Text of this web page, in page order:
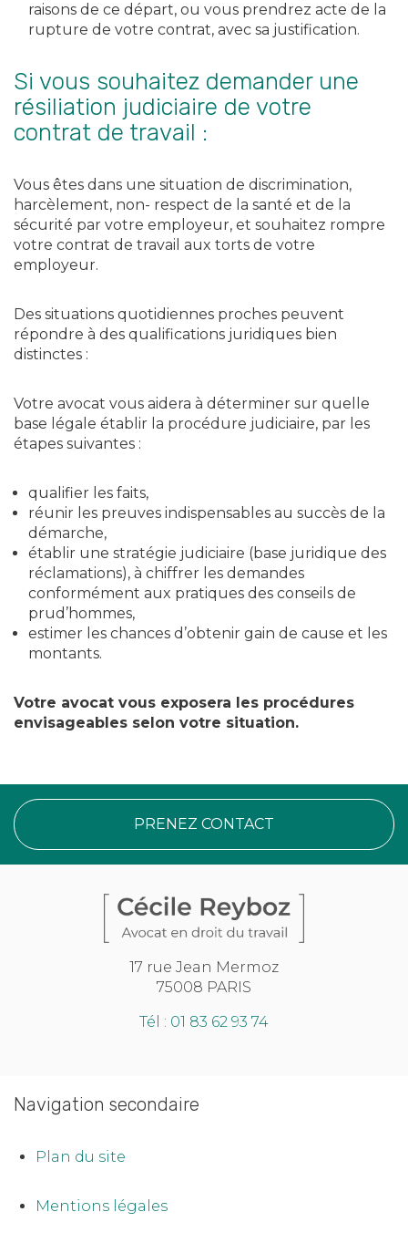
raisons de ce départ, ou vous prendrez acte de la
rupture de votre contrat, avec sa justification.
Si vous souhaitez demander une
résiliation judiciaire de votre
contrat de travail :
Vous êtes dans une situation de discrimination,
harcèlement, non- respect de la santé et de la
sécurité par votre employeur, et souhaitez rompre
votre contrat de travail aux torts de votre
employeur.
Des situations quotidiennes proches peuvent
répondre à des qualifications juridiques bien
distinctes :
Votre avocat vous aidera à déterminer sur quelle
base légale établir la procédure judiciaire, par les
étapes suivantes :
qualifier les faits,
réunir les preuves indispensables au succès de la
démarche,
établir une stratégie judiciaire (base juridique des
réclamations), à chiffrer les demandes
conformément aux pratiques des conseils de
prud’hommes,
estimer les chances d’obtenir gain de cause et les
montants.
Votre avocat vous exposera les procédures
envisageables selon votre situation.
PRENEZ CONTACT
17 rue Jean Mermoz
75008 PARIS
Tél : 01 83 62 93 74
Navigation secondaire
Plan du site
Mentions légales